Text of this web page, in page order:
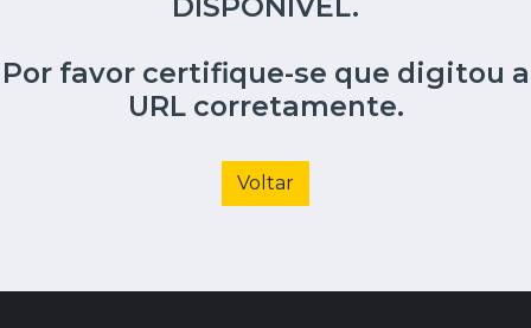
Por favor certifique-se que digitou a
URL corretamente.
Voltar